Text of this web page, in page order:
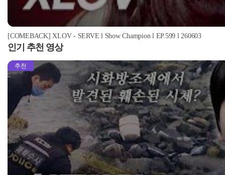
[COMEBACK] XLOV - SERVE l Show Champion l EP.599 l 260603
인기 추천 영상
추천